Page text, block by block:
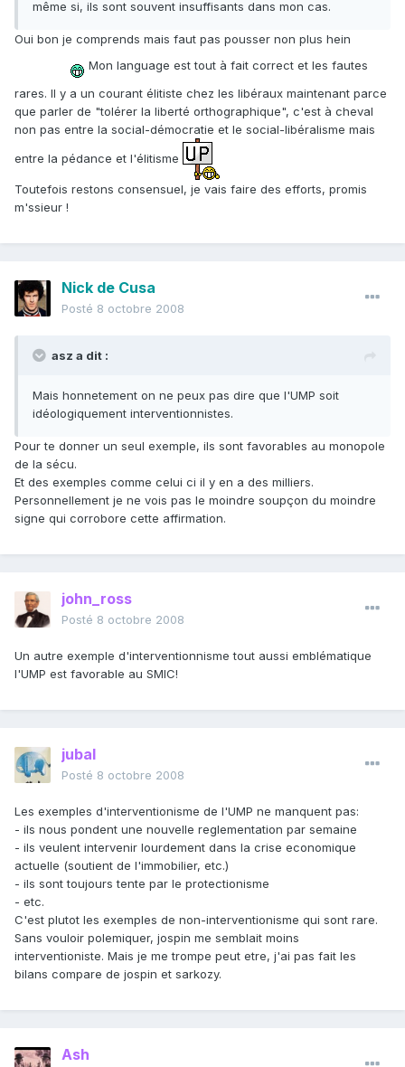
même si, ils sont souvent insuffisants dans mon cas.
Oui bon je comprends mais faut pas pousser non plus hein
Mon language est tout à fait correct et les fautes
rares. Il y a un courant élitiste chez les libéraux maintenant parce
que parler de "tolérer la liberté orthographique", c'est à cheval
non pas entre la social-démocratie et le social-libéralisme mais
entre la pédance et l'élitisme
Toutefois restons consensuel, je vais faire des efforts, promis
m'ssieur !
Nick de Cusa
Posté 8 octobre 2008
asz a dit :
Mais honnetement on ne peux pas dire que l'UMP soit
idéologiquement interventionnistes.
Pour te donner un seul exemple, ils sont favorables au monopole
de la sécu.
Et des exemples comme celui ci il y en a des milliers.
Personnellement je ne vois pas le moindre soupçon du moindre
signe qui corrobore cette affirmation.
john_ross
Posté 8 octobre 2008
Un autre exemple d'interventionnisme tout aussi emblématique
l'UMP est favorable au SMIC!
jubal
Posté 8 octobre 2008
Les exemples d'interventionisme de l'UMP ne manquent pas:
- ils nous pondent une nouvelle reglementation par semaine
- ils veulent intervenir lourdement dans la crise economique
actuelle (soutient de l'immobilier, etc.)
- ils sont toujours tente par le protectionisme
- etc.
C'est plutot les exemples de non-interventionisme qui sont rare.
Sans vouloir polemiquer, jospin me semblait moins
interventioniste. Mais je me trompe peut etre, j'ai pas fait les
bilans compare de jospin et sarkozy.
Ash